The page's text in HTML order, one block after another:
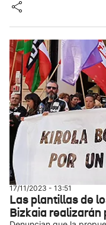
17/11/2023 - 13:51
Las plantillas de
Bizkaia realizarán